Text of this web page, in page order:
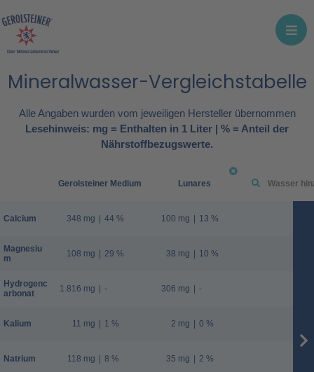
Der Mineralienrechner
Mineralwasser-Vergleichstabelle
Alle Angaben wurden vom jeweiligen Hersteller übernommen
Lesehinweis: mg = Enthalten in 1 Liter | % = Anteil der
Nährstoffbezugswerte.
Calcium
Magnesiu
m
Hydrogenc
arbonat
Kalium
Natrium
Gerolsteiner Medium
348 mg | 44 %
108 mg | 29 %
1.816 mg | -
11 mg | 1 %
118 mg | 8 %
Lunares
100 mg | 13 %
38 mg | 10 %
306 mg | -
2 mg | 0 %
35 mg | 2 %